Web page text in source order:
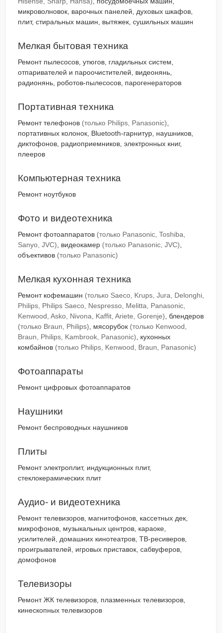
микроволновок, варочных панелей, духовых шкафов,
плит, стиральных машин, вытяжек, сушильных машин
Мелкая бытовая техника
Ремонт пылесосов, утюгов, гладильных систем,
отпаривателей и пароочистителей, видеонянь,
радионянь, роботов-пылесосов, парогенераторов
Портативная техника
Ремонт телефонов (только Philips, Panasonic)
портативных колонок, Bluetooth-гарнитур, наушников,
диктофонов, радиоприемников, электронных книг,
плееров
Компьютерная техника
Ремонт ноутбуков
Фото и видеотехника
Ремонт фотоаппаратов (только Panasonic, Toshiba,
Sanyo, JVC) , видеокамер (только Panasonic, JVC)
объективов (только Panasonic)
Мелкая кухонная техника
Ремонт кофемашин (только Saeco, Krups, Jura, Delonghi,
Philips, Philips Saeco, Nespresso, Melitta, Panasonic,
Kenwood, Asko, Nivona, Kaffit, Ariete, Gorenje) , блендеров
(только Braun, Philips) , мясорубок (только Kenwood,
Braun, Philips, Kambrook, Panasonic) , кухонных
комбайнов (только Philips, Kenwood, Braun, Panasonic)
Фотоаппараты
Ремонт цифровых фотоаппаратов
Наушники
Ремонт беспроводных наушников
Плиты
Ремонт электроплит, индукционных плит,
стеклокерамических плит
Аудио- и видеотехника
Ремонт телевизоров, магнитофонов, кассетных дек,
микрофонов, музыкальных центров, караоке,
усилителей, домашних кинотеатров, ТВ-ресиверов,
проигрывателей, игровых приставок, сабвуферов,
домофонов
Телевизоры
Ремонт ЖК телевизоров, плазменных телевизоров,
кинескопных телевизоров